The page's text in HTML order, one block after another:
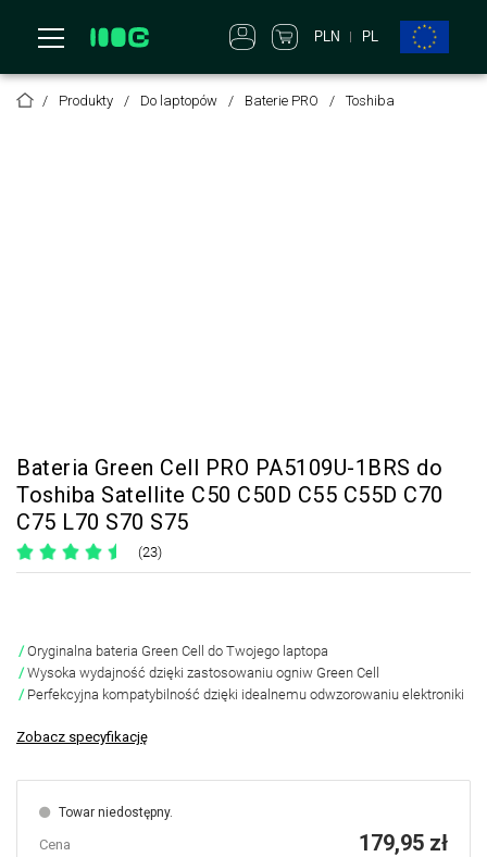
PLN PL
Produkty Do laptopów Baterie PRO Toshiba
Bateria Green Cell PRO PA5109U-1BRS do
Toshiba Satellite C50 C50D C55 C55D C70
C75 L70 S70 S75
(23)
Oryginalna bateria Green Cell do Twojego laptopa
Wysoka wydajność dzięki zastosowaniu ogniw Green Cell
Perfekcyjna kompatybilność dzięki idealnemu odwzorowaniu elektroniki
Zobacz specyfikację
Towar niedostępny.
Cena 179,95 zł